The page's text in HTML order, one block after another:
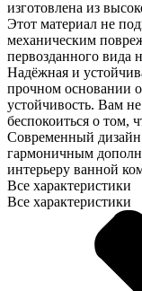
изготовлена из
Этот материал не
механическим
первозданного вида
Надёжная и
прочном основании
устойчивость. Вам
беспокоиться о том,
Современный
гармоничным
интерьеру ванной
Все характеристики
Все характеристики